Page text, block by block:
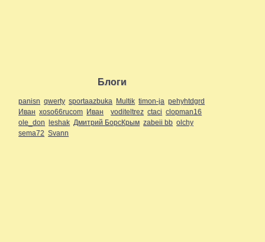
Блоги
panisn qwerty sportaazbuka Multik timon-ja pehyhtdgrd
Иван xoso66rucom Иван voditeltrez ctaci clopman16
ole_don leshak Дмитрий БорсКрым zabeii bb olchy
sema72 Svann